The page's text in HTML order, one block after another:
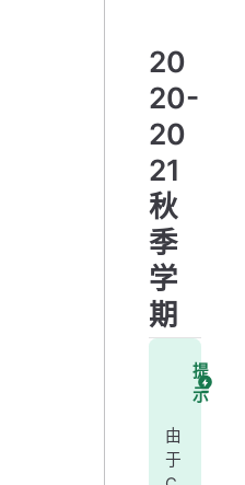
20
20-
20
21
秋
季
学
期
提
示
由
于